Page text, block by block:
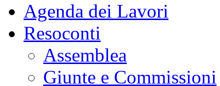
Agenda dei Lavori
Resoconti
Assemblea
Giunte e Commissioni